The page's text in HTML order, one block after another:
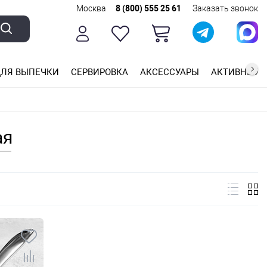
Москва 8 (800) 555 25 61 Заказать звонок
ВЫПЕЧКИ СЕРВИРОВКА АКСЕССУАРЫ АКТИВНЫЙ